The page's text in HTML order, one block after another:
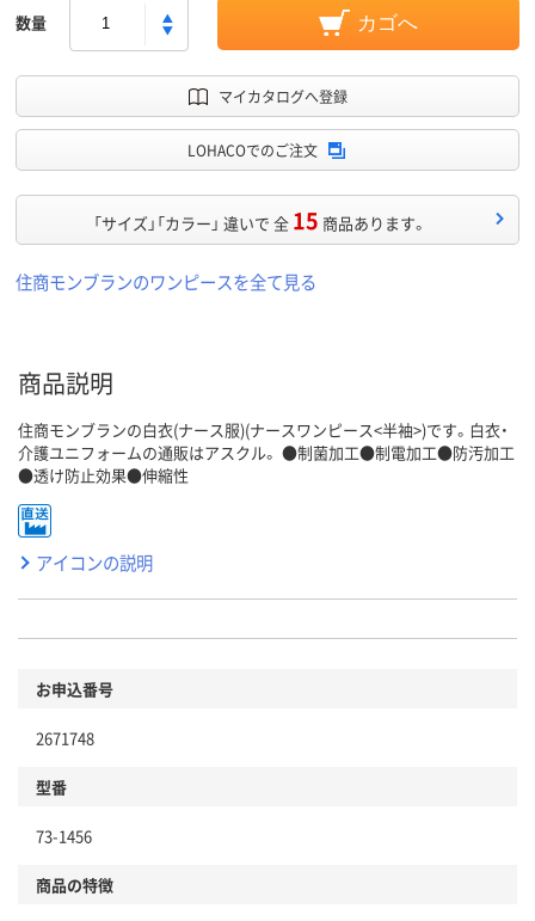
数量 カゴへ
マイカタログへ登録
LOHACOでのご注文
「サイズ」「カラー」 違いで 全 15 商品あります。
住商モンブランのワンピースを全て見る
商品説明
住商モンブランの白衣(ナース服)(ナースワンピース<半袖>)です。白衣・
介護ユニフォームの通販はアスクル。 ●制菌加工●制電加工●防汚加工
●透け防止効果●伸縮性
アイコンの説明
お申込番号
2671748
型番
73-1456
商品の特徴